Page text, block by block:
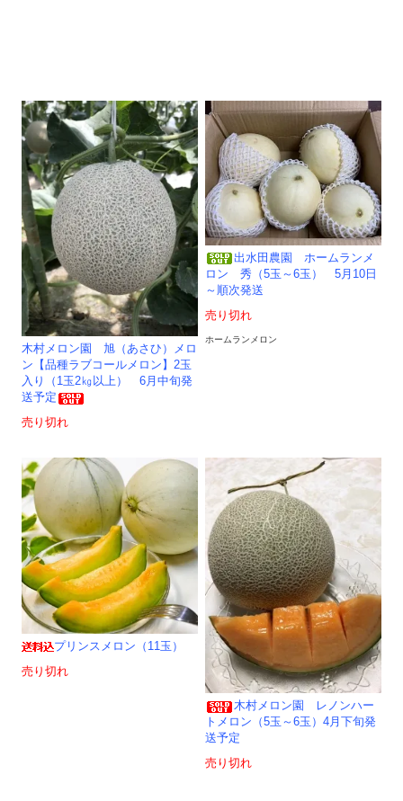
木村メロン園 旭（あさひ）メロ
ン【品種ラブコールメロン】2玉
入り（1玉2㎏以上） 6月中旬発
送予定
売り切れ
出水田農園 ホームランメ
ロン 秀（5玉～6玉） 5月10日
～順次発送
売り切れ
ホームランメロン
プリンスメロン（11玉）
売り切れ
木村メロン園 レノンハー
トメロン（5玉～6玉）4月下旬発
送予定
売り切れ